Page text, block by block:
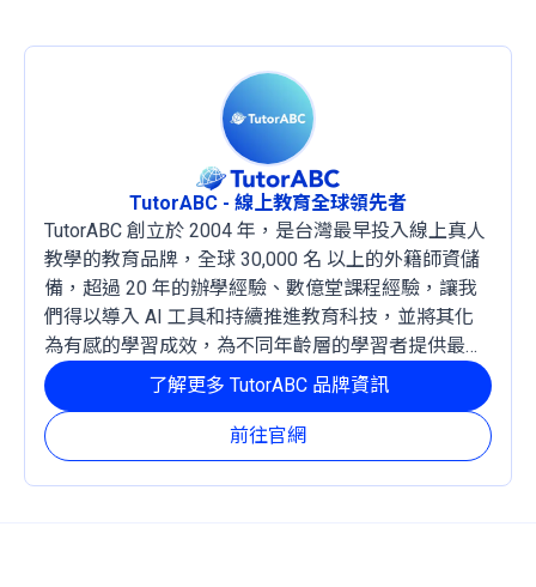
TutorABC - 線上教育全球領先者
TutorABC 創立於 2004 年，是台灣最早投入線上真人
教學的教育品牌，全球 30,000 名 以上的外籍師資儲
備，超過 20 年的辦學經驗、數億堂課程經驗，讓我
們得以導入 AI 工具和持續推進教育科技，並將其化
為有感的學習成效，為不同年齡層的學習者提供最穩
定且有效的成長路徑。
前往官網
了解更多 TutorABC 品牌資訊